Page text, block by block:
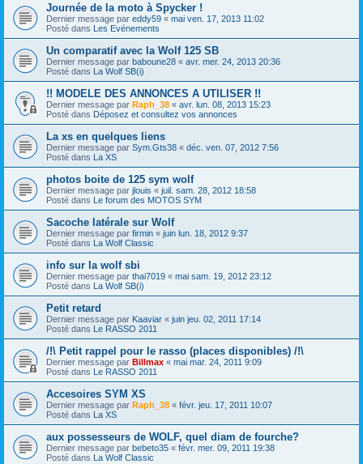
Journée de la moto à Spycker !
Dernier message par eddy59 « mai ven. 17, 2013 11:02
Posté dans Les Evénements
Un comparatif avec la Wolf 125 SB
Dernier message par baboune28 « avr. mer. 24, 2013 20:36
Posté dans La Wolf SB(i)
!! MODELE DES ANNONCES A UTILISER !!
Dernier message par Raph_38 « avr. lun. 08, 2013 15:23
Posté dans Déposez et consultez vos annonces
La xs en quelques liens
Dernier message par Sym.Gts38 « déc. ven. 07, 2012 7:56
Posté dans La XS
photos boite de 125 sym wolf
Dernier message par jlouis « juil. sam. 28, 2012 18:58
Posté dans Le forum des MOTOS SYM
Sacoche latérale sur Wolf
Dernier message par firmin « juin lun. 18, 2012 9:37
Posté dans La Wolf Classic
info sur la wolf sbi
Dernier message par thai7019 « mai sam. 19, 2012 23:12
Posté dans La Wolf SB(i)
Petit retard
Dernier message par Kaaviar « juin jeu. 02, 2011 17:14
Posté dans Le RASSO 2011
/!\ Petit rappel pour le rasso (places disponibles) /!\
Dernier message par Billmax « mai mar. 24, 2011 9:09
Posté dans Le RASSO 2011
Accesoires SYM XS
Dernier message par Raph_38 « févr. jeu. 17, 2011 10:07
Posté dans La XS
aux possesseurs de WOLF, quel diam de fourche?
Dernier message par bebeto35 « févr. mer. 09, 2011 19:38
Posté dans La Wolf Classic